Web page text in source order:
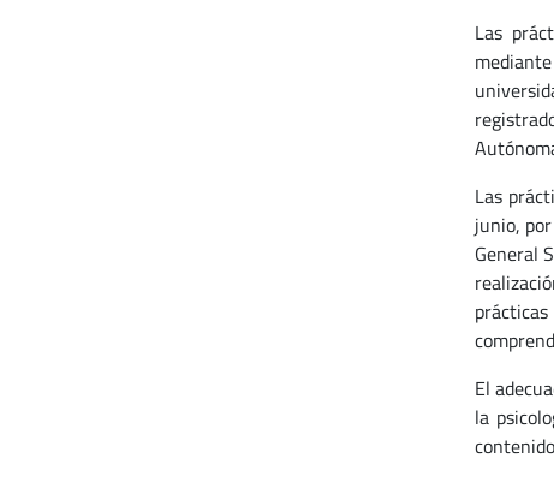
Las
Las
junio,
General
El
la